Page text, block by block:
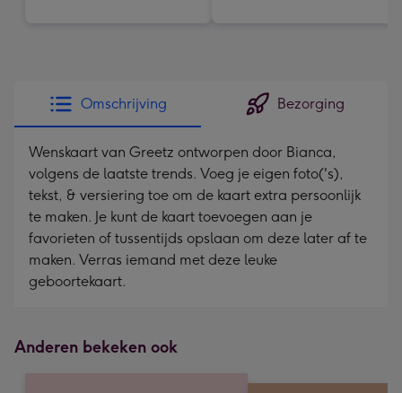
Omschrijving Bezorging
Wenskaart van Greetz ontworpen door Bianca,
volgens de laatste trends. Voeg je eigen foto('s),
tekst, & versiering toe om de kaart extra persoonlijk
te maken. Je kunt de kaart toevoegen aan je
favorieten of tussentijds opslaan om deze later af te
maken. Verras iemand met deze leuke
geboortekaart.
Anderen bekeken ook